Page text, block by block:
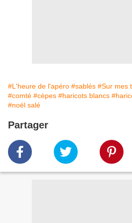
#L'heure de l'apéro #sablés #Sur mes
#comté #cèpes #haricots blancs
#noël salé
Partager